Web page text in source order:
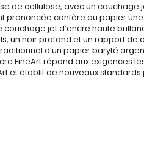
de cellulose, avec un
prononcée confère au papier
jet d’encre haute
un noir profond et un rapport de
d’un papier baryté
FineArt répond aux exigences
et établit de nouveaux standards